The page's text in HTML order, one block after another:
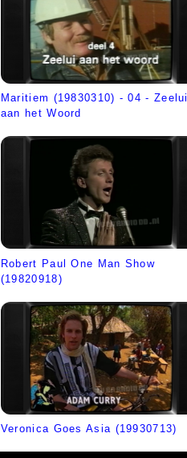
Maritiem (19830310) - 04 - Zeelui
aan het Woord
Robert Paul One Man Show
(19820918)
Veronica Goes Asia (19930713)